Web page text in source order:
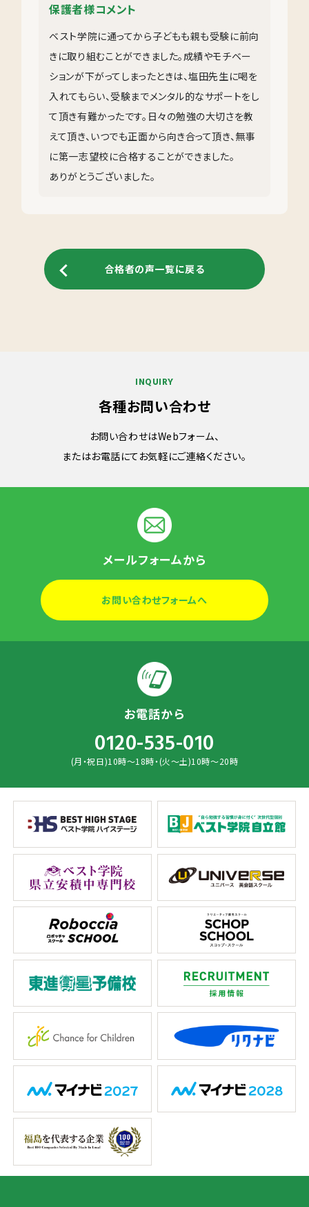
保護者様コメント
ベスト学院に通ってから子どもも親も受験に前向
きに取り組むことができました。成績やモチベー
ションが下がってしまったときは、塩田先生に喝を
入れてもらい、受験までメンタル的なサポートをし
て頂き有難かったです。日々の勉強の大切さを教
えて頂き、いつでも正面から向き合って頂き、無事
に第一志望校に合格することができました。
ありがとうございました。
合格者の声一覧に戻る
INQUIRY
各種お問い合わせ
お問い合わせはWebフォーム、
またはお電話にてお気軽にご連絡ください。
メールフォームから
お問い合わせフォームへ
お電話から
0120-535-010
(月・祝日)10時～18時・(火～土)10時～20時